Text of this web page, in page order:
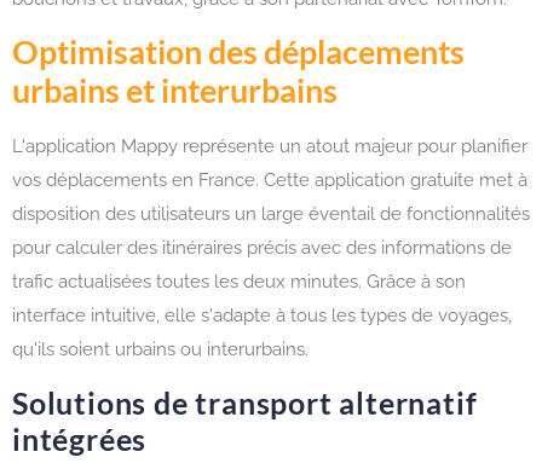
Optimisation des déplacements
urbains et interurbains
L'application Mappy représente un atout majeur pour planifier
vos déplacements en France. Cette application gratuite met à
disposition des utilisateurs un large éventail de fonctionnalités
pour calculer des itinéraires précis avec des informations de
trafic actualisées toutes les deux minutes. Grâce à son
interface intuitive, elle s'adapte à tous les types de voyages,
qu'ils soient urbains ou interurbains.
Solutions de transport alternatif
intégrées